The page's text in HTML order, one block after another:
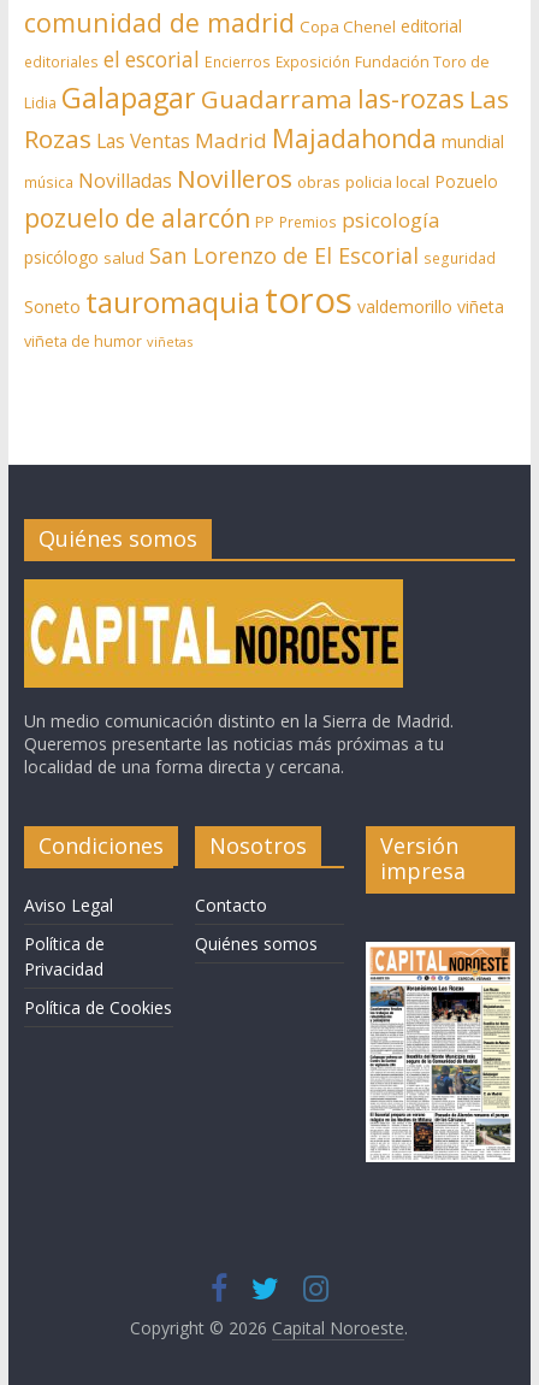
comunidad de madrid Copa Chenel editorial
editoriales el escorial Encierros Exposición Fundación Toro de
Lidia Galapagar Guadarrama las-rozas Las
Rozas Las Ventas Madrid Majadahonda mundial
música Novilladas Novilleros obras policia local Pozuelo
pozuelo de alarcón PP Premios psicología
psicólogo salud San Lorenzo de El Escorial seguridad
Soneto tauromaquia toros valdemorillo viñeta
viñeta de humor viñetas
Quiénes somos
Un medio comunicación distinto en la Sierra de Madrid.
Queremos presentarte las noticias más próximas a tu
localidad de una forma directa y cercana.
Condiciones
Aviso Legal
Política de
Privacidad
Política de Cookies
Nosotros
Contacto
Quiénes somos
Versión
impresa
Copyright © 2026 Capital Noroeste.